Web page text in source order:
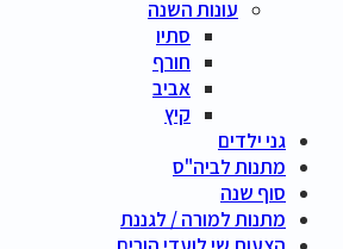
עונות השנה
סתיו
חורף
אביב
קיץ
גני ילדים
מתנות לביה"ס
סוף שנה
מתנות למורה / לגננת